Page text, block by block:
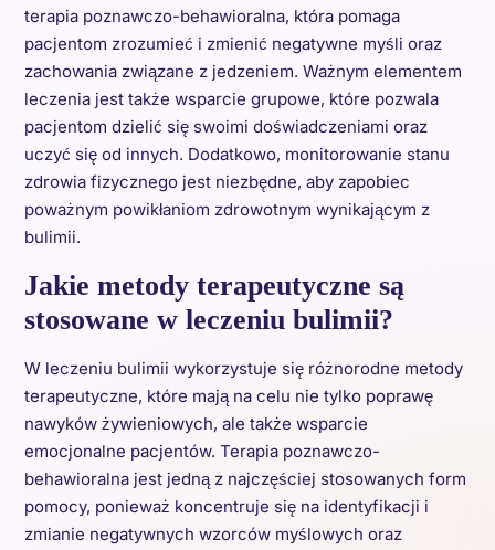
terapia poznawczo-behawioralna, która pomaga
pacjentom zrozumieć i zmienić negatywne myśli oraz
zachowania związane z jedzeniem. Ważnym elementem
leczenia jest także wsparcie grupowe, które pozwala
pacjentom dzielić się swoimi doświadczeniami oraz
uczyć się od innych. Dodatkowo, monitorowanie stanu
zdrowia fizycznego jest niezbędne, aby zapobiec
poważnym powikłaniom zdrowotnym wynikającym z
bulimii.
Jakie metody terapeutyczne są
stosowane w leczeniu bulimii?
W leczeniu bulimii wykorzystuje się różnorodne metody
terapeutyczne, które mają na celu nie tylko poprawę
nawyków żywieniowych, ale także wsparcie
emocjonalne pacjentów. Terapia poznawczo-
behawioralna jest jedną z najczęściej stosowanych form
pomocy, ponieważ koncentruje się na identyfikacji i
zmianie negatywnych wzorców myślowych oraz